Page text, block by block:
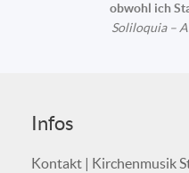
obwohl ich
Soliloquia –
Infos
Kontakt | Kirchenmusik